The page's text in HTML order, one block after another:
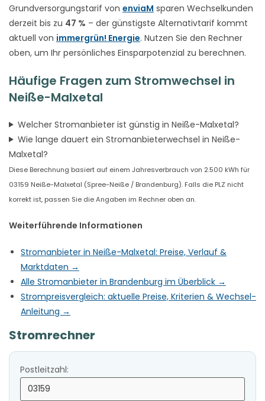
Grundversorgungstarif von enviaM sparen Wechselkunden
derzeit bis zu 47 % – der günstigste Alternativtarif kommt
aktuell von immergrün! Energie. Nutzen Sie den Rechner
oben, um Ihr persönliches Einsparpotenzial zu berechnen.
Häufige Fragen zum Stromwechsel in
Neiße-Malxetal
Welcher Stromanbieter ist günstig in Neiße-Malxetal?
Wie lange dauert ein Stromanbieterwechsel in Neiße-
Malxetal?
Diese Berechnung basiert auf einem Jahresverbrauch von 2.500 kWh für
03159 Neiße-Malxetal (Spree-Neiße / Brandenburg). Falls die PLZ nicht
korrekt ist, passen Sie die Angaben im Rechner oben an.
Weiterführende Informationen
Stromanbieter in Neiße-Malxetal: Preise, Verlauf &
Marktdaten →
Alle Stromanbieter in Brandenburg im Überblick →
Strompreisvergleich: aktuelle Preise, Kriterien & Wechsel-
Anleitung →
Stromrechner
Postleitzahl: